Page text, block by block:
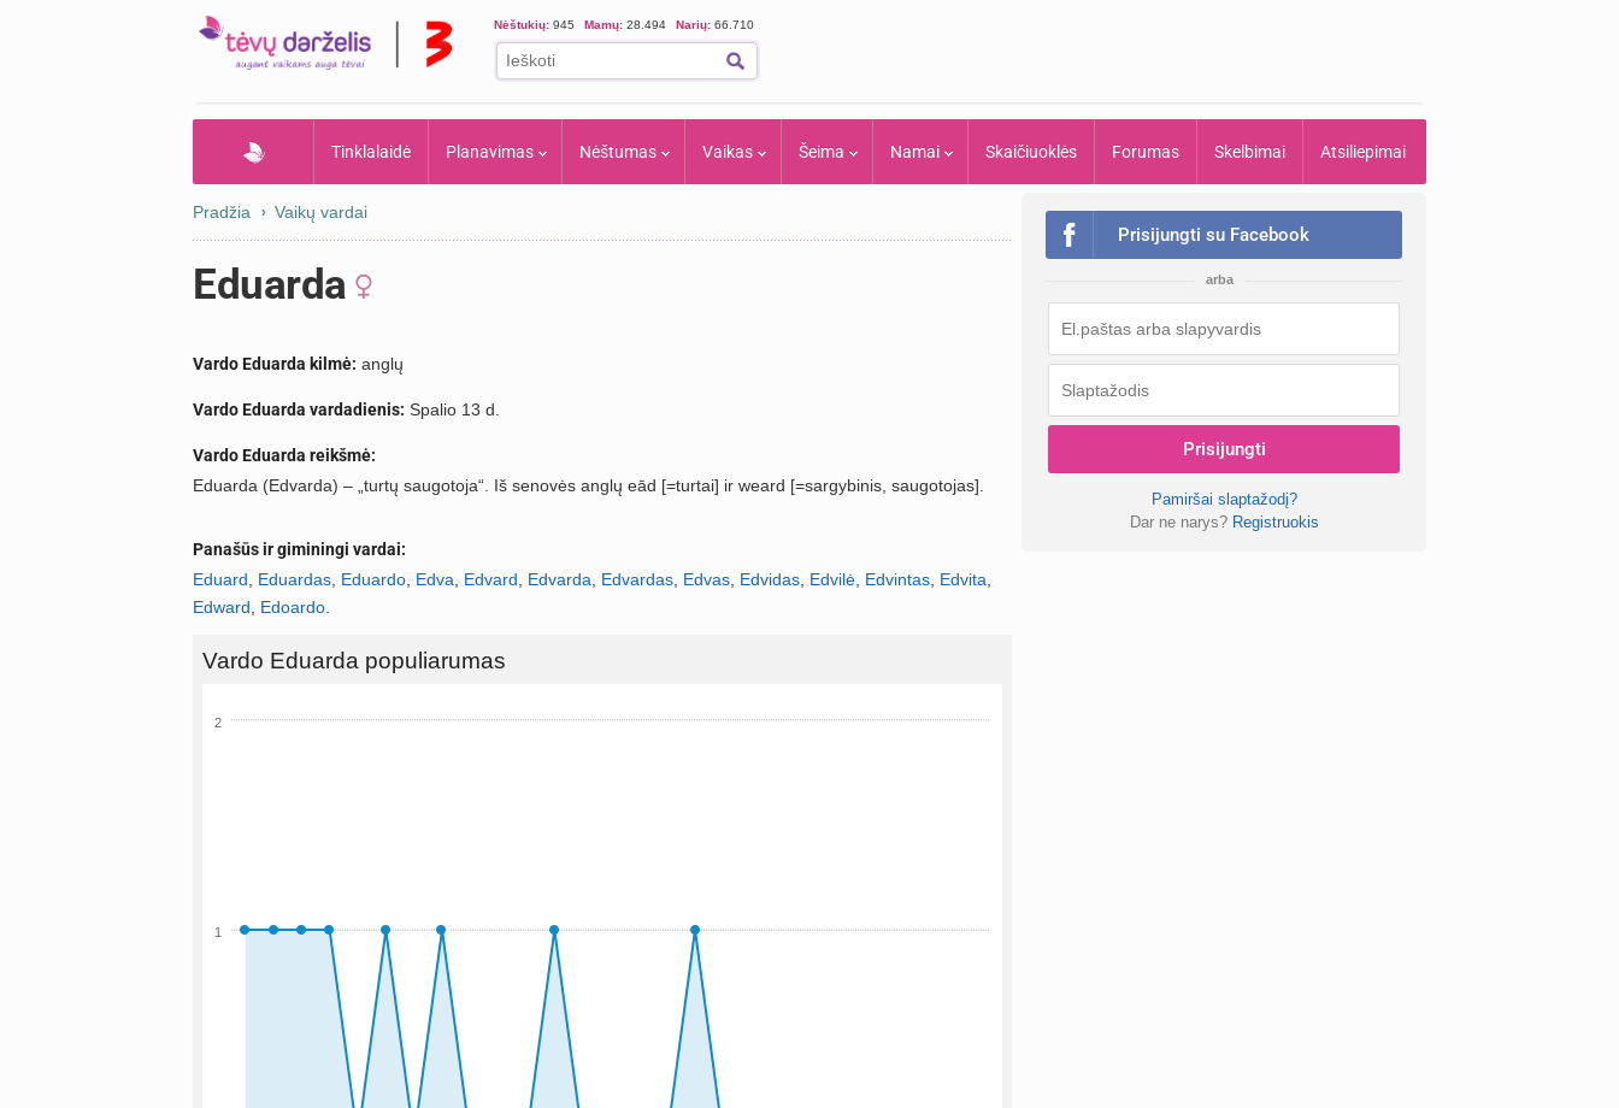
Nėštukių: 945 Mamų: 28.494 Narių: 66.710
Tinklalaidė Planavimas Nėštumas Vaikas Šeima Namai Skaičiuoklės Forumas Skelbimai Atsiliepimai
Pradžia Vaikų vardai
Eduarda
Vardo Eduarda kilmė: anglų
Vardo Eduarda vardadienis: Spalio 13 d.
Vardo Eduarda reikšmė:
Eduarda (Edvarda) – „turtų saugotoja“. Iš senovės anglų eād [=turtai] ir weard [=sargybinis, saugotojas].
Panašūs ir giminingi vardai:
Eduard
Eduardas Eduardo Edva Edvard Edvarda Edvardas Edvas Edvidas Edvilė Edvintas Edvita
Edward
Edoardo
Vardo Eduarda populiarumas
1
2
Prisijungti su Facebook
arba
Prisijungti
Pamiršai slaptažodį?
Dar ne narys? Registruokis